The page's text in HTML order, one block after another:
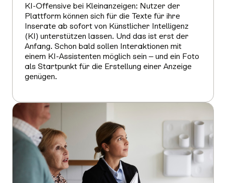
KI-Offensive bei Kleinanzeigen: Nutzer der
Plattform können sich für die Texte für ihre
Inserate ab sofort von Künstlicher Intelligenz
(KI) unterstützen lassen. Und das ist erst der
Anfang. Schon bald sollen Interaktionen mit
einem KI-Assistenten möglich sein – und ein Foto
als Startpunkt für die Erstellung einer Anzeige
genügen.
erfahren